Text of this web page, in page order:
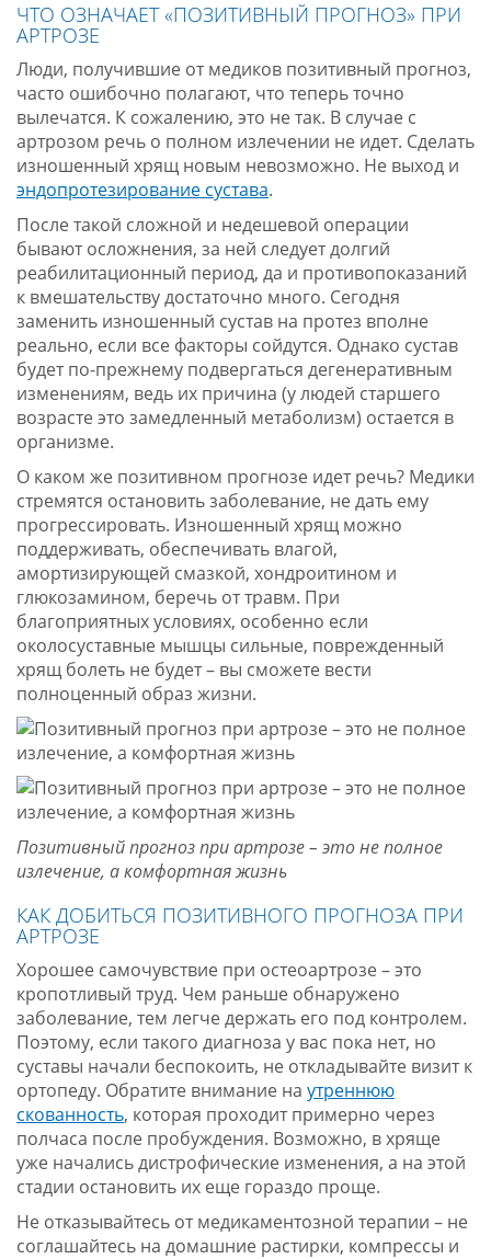
ЧТО ОЗНАЧАЕТ «ПОЗИТИВНЫЙ ПРОГНОЗ» ПРИ
АРТРОЗЕ
Люди, получившие от медиков позитивный прогноз,
часто ошибочно полагают, что теперь точно
вылечатся. К сожалению, это не так. В случае с
артрозом речь о полном излечении не идет. Сделать
изношенный хрящ новым невозможно. Не выход и
эндопротезирование сустава.
После такой сложной и недешевой операции
бывают осложнения, за ней следует долгий
реабилитационный период, да и противопоказаний
к вмешательству достаточно много. Сегодня
заменить изношенный сустав на протез вполне
реально, если все факторы сойдутся. Однако сустав
будет по-прежнему подвергаться дегенеративным
изменениям, ведь их причина (у людей старшего
возрасте это замедленный метаболизм) остается в
организме.
О каком же позитивном прогнозе идет речь? Медики
стремятся остановить заболевание, не дать ему
прогрессировать. Изношенный хрящ можно
поддерживать, обеспечивать влагой,
амортизирующей смазкой, хондроитином и
глюкозамином, беречь от травм. При
благоприятных условиях, особенно если
околосуставные мышцы сильные, поврежденный
хрящ болеть не будет – вы сможете вести
полноценный образ жизни.
Позитивный прогноз при артрозе – это не полное
излечение, а комфортная жизнь
КАК ДОБИТЬСЯ ПОЗИТИВНОГО ПРОГНОЗА ПРИ
АРТРОЗЕ
Хорошее самочувствие при остеоартрозе – это
кропотливый труд. Чем раньше обнаружено
заболевание, тем легче держать его под контролем.
Поэтому, если такого диагноза у вас пока нет, но
суставы начали беспокоить, не откладывайте визит к
ортопеду. Обратите внимание на утреннюю
скованность, которая проходит примерно через
полчаса после пробуждения. Возможно, в хряще
уже начались дистрофические изменения, а на этой
стадии остановить их еще гораздо проще.
Не отказывайтесь от медикаментозной терапии – не
соглашайтесь на домашние растирки, компрессы и